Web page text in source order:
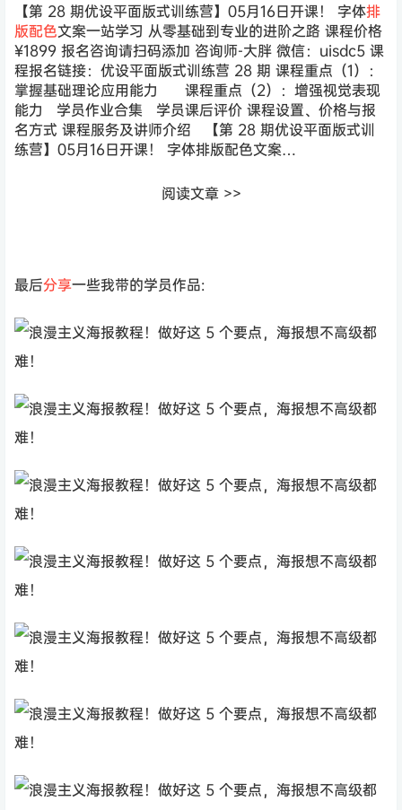
【第 28 期优设平面版式训练营】05月16日开课！ 字体排
版配色文案一站学习 从零基础到专业的进阶之路 课程价格
¥1899 报名咨询请扫码添加 咨询师-大胖 微信：uisdc5 课
程报名链接：优设平面版式训练营 28 期 课程重点（1）：
掌握基础理论应用能力 课程重点（2）：增强视觉表现
能力 学员作业合集 学员课后评价 课程设置、价格与报
名方式 课程服务及讲师介绍 【第 28 期优设平面版式训
练营】05月16日开课！ 字体排版配色文案…
阅读文章 >>
最后分享一些我带的学员作品: